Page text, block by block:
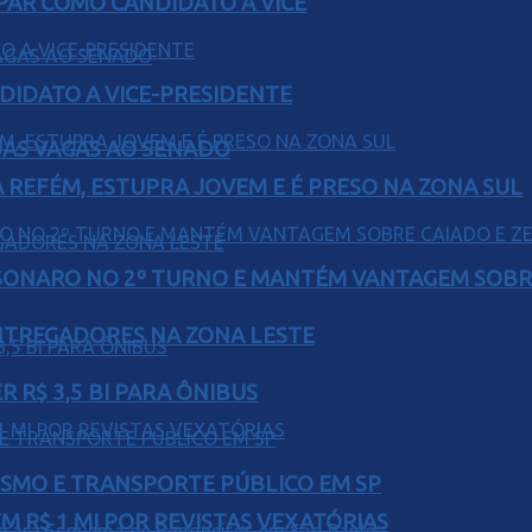
VAGAS AO SENADO
NA ZONA LESTE
R$ 1 MI POR REVISTAS VEXATÓRIAS
A VICE-PRESIDENTE
ESTUPRA JOVEM E É PRESO NA ZONA SUL
NO 2º TURNO E MANTÉM VANTAGEM
R$ 3,5 BI PARA ÔNIBUS
E TRANSPORTE PÚBLICO EM SP